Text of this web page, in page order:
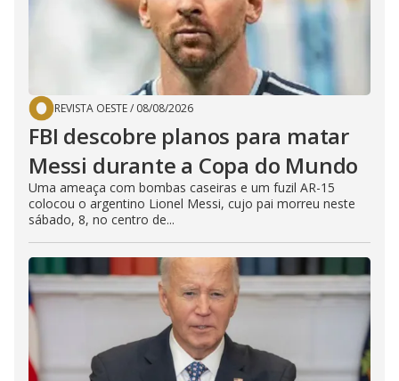
REVISTA OESTE/ 08/08/2026
FBI descobre planos para matar
Messi durante a Copa do Mundo
Uma ameaça com bombas caseiras e um fuzil AR-15
colocou o argentino Lionel Messi, cujo pai morreu neste
sábado, 8, no centro de...